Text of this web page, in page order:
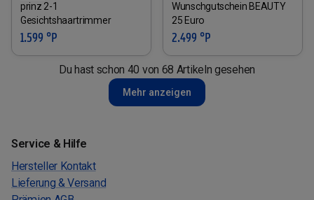
prinz 2-1
Gesichtshaartrimmer
1.599 °P
Wunschgutschein BEAUTY
25 Euro
2.499 °P
Du hast schon 40 von 68 Artikeln gesehen
Mehr anzeigen
Service & Hilfe
Hersteller Kontakt
Lieferung & Versand